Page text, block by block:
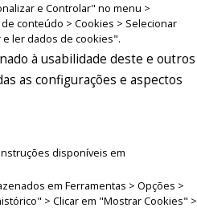
e Controlar" no menu >
conteúdo > Cookies > Selecionar
ler dados de cookies".
à usabilidade deste e outros
as configurações e aspectos
disponíveis em
em Ferramentas > Opções >
> Clicar em "Mostrar Cookies" >